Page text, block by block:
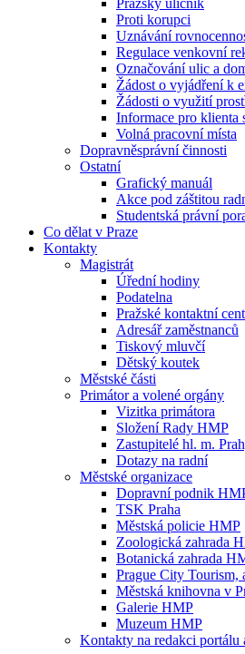
Pražský uličník
Proti korupci
Uznávání
Regulace venkovní
Označování ulic a
Žádost o vyjádření k
Žádosti o využití
Informace pro klienta
Volná pracovní místa
Dopravněsprávní činnosti
Ostatní
Grafický manuál
Akce pod záštitou
Studentská právní
Co dělat v Praze
Kontakty
Magistrát
Úřední hodiny
Podatelna
Pražské kontaktní
Adresář zaměstnanců
Tiskový mluvčí
Dětský koutek
Městské části
Primátor a volené orgány
Vizitka primátora
Složení Rady HMP
Zastupitelé hl. m.
Dotazy na radní
Městské organizace
Dopravní podnik
TSK Praha
Městská policie HMP
Zoologická zahrada
Botanická zahrada
Prague City Tourism,
Městská knihovna v
Galerie HMP
Muzeum HMP
Kontakty na redakci portálu